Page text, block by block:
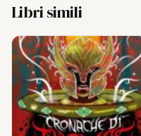
Libri simili